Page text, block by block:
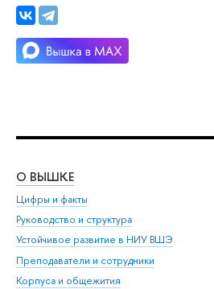
О ВЫШКЕ
Цифры и факты
Руководство и структура
Устойчивое развитие в НИУ ВШЭ
Преподаватели и сотрудники
Корпуса и общежития